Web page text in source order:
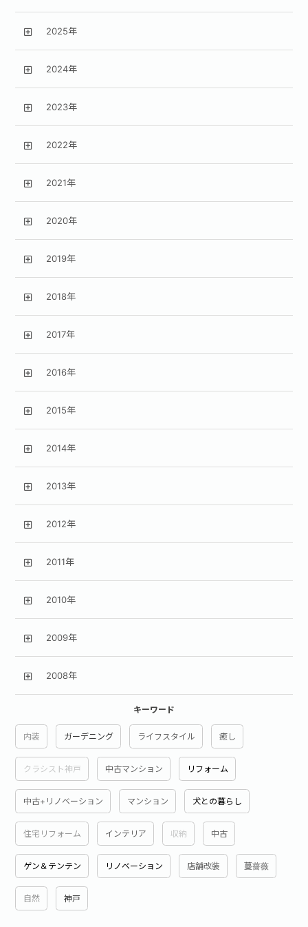
2025年
2024年
2023年
2022年
2021年
2020年
2019年
2018年
2017年
2016年
2015年
2014年
2013年
2012年
2011年
2010年
2009年
2008年
キーワード
内装 ガーデニング ライフスタイル 癒し
クラシスト神戸 中古マンション リフォーム
中古+リノベーション マンション 犬との暮らし
住宅リフォーム インテリア 収納 中古
ゲン＆テンテン リノベーション 店舗改装 蔓薔薇
自然 神戸